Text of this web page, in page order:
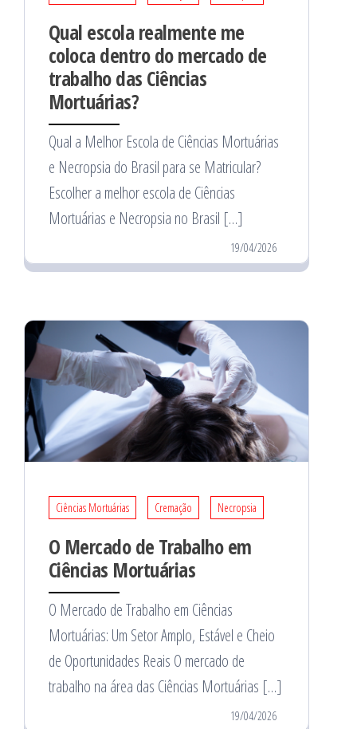
Qual escola realmente me
coloca dentro do mercado de
trabalho das Ciências
Mortuárias?
Qual a Melhor Escola de Ciências Mortuárias
e Necropsia do Brasil para se Matricular?
Escolher a melhor escola de Ciências
Mortuárias e Necropsia no Brasil […]
19/04/2026
Ciências Mortuárias Cremação Necropsia
O Mercado de Trabalho em
Ciências Mortuárias
O Mercado de Trabalho em Ciências
Mortuárias: Um Setor Amplo, Estável e Cheio
de Oportunidades Reais O mercado de
trabalho na área das Ciências Mortuárias […]
19/04/2026